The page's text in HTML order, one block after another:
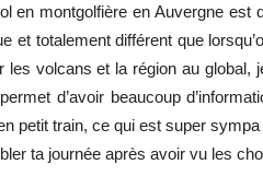
en montgolfière en Auvergne
et totalement différent que
volcans et la région au global,
d’avoir beaucoup
petit train, ce qui est super
ta journée après avoir vu les